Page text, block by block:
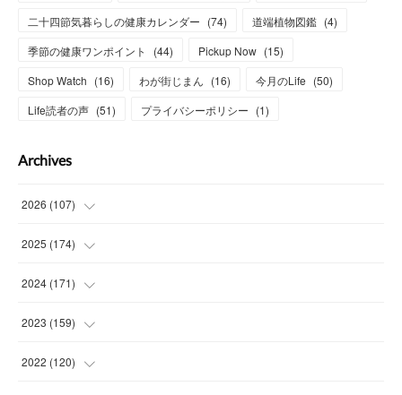
二十四節気暮らしの健康カレンダー (74) 道端植物図鑑 (4)
季節の健康ワンポイント
(44) Pickup Now (15)
Shop Watch (16) わが街じまん (16) 今月のLife (50)
Life読者の声 (51) プライバシーポリシー (1)
Archives
2026 (107)
(4)
(15
(15
(13
2025 (174)
(14
(14
(15
2024 (171)
(13
(13
2023 (159)
(14
2022 (120)